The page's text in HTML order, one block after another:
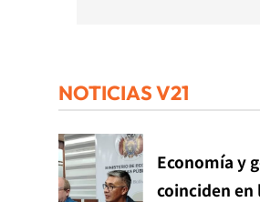
NOTICIAS V21
Economía y
coinciden en